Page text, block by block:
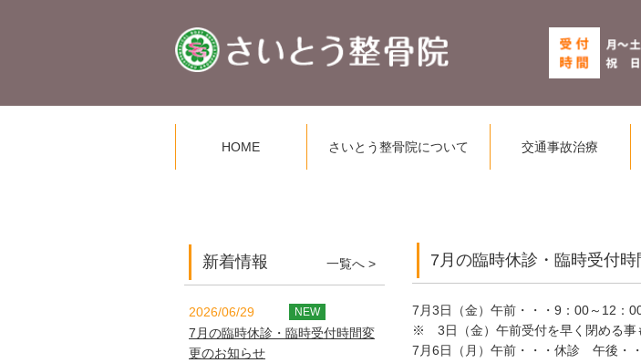
HOME さいとう整骨院について 交通事故治療
7月の臨時休診・臨時受付
7月3日（金）午前・・・9：00～12：
※ 3日（金）午前受付を早く閉める事
7月6日（月）午前・・・休診 午後・
新着情報 一覧へ >
2026/06/29 NEW
7月の臨時休診・臨時受付時間変
更のお知らせ